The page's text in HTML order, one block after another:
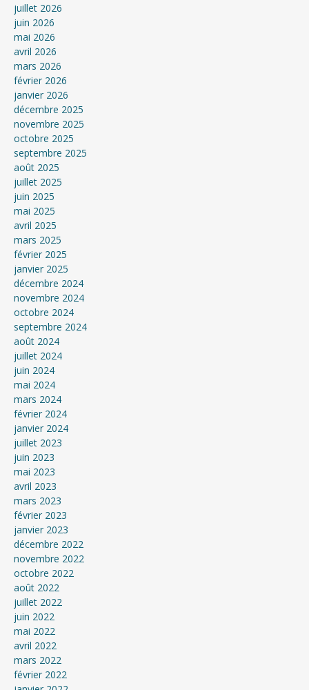
juillet 2026
juin 2026
mai 2026
avril 2026
mars 2026
février 2026
janvier 2026
décembre 2025
novembre 2025
octobre 2025
septembre 2025
août 2025
juillet 2025
juin 2025
mai 2025
avril 2025
mars 2025
février 2025
janvier 2025
décembre 2024
novembre 2024
octobre 2024
septembre 2024
août 2024
juillet 2024
juin 2024
mai 2024
mars 2024
février 2024
janvier 2024
juillet 2023
juin 2023
mai 2023
avril 2023
mars 2023
février 2023
janvier 2023
décembre 2022
novembre 2022
octobre 2022
août 2022
juillet 2022
juin 2022
mai 2022
avril 2022
mars 2022
février 2022